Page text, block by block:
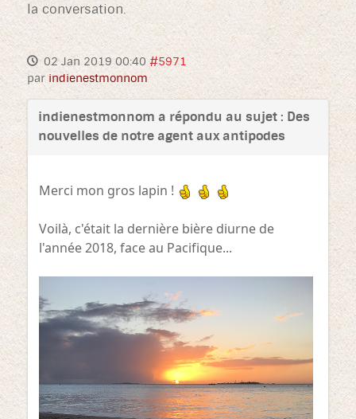
la conversation.
02 Jan 2019 00:40 #5971
par indienestmonnom
indienestmonnom a répondu au sujet : Des
nouvelles de notre agent aux antipodes
Merci mon gros lapin !
Voilà, c'était la dernière bière diurne de
l'année 2018, face au Pacifique...